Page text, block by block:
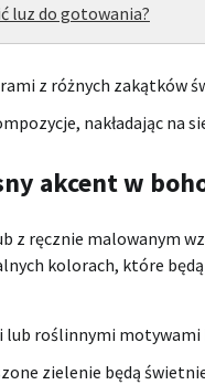
luz do gotowania?
z różnych zakątków
nakładając na
akcent w
z ręcznie malowanym
kolorach, które
roślinnymi motywami
zielenie będą